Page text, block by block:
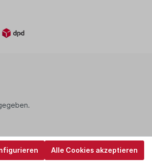
Alle Cookies akzeptieren